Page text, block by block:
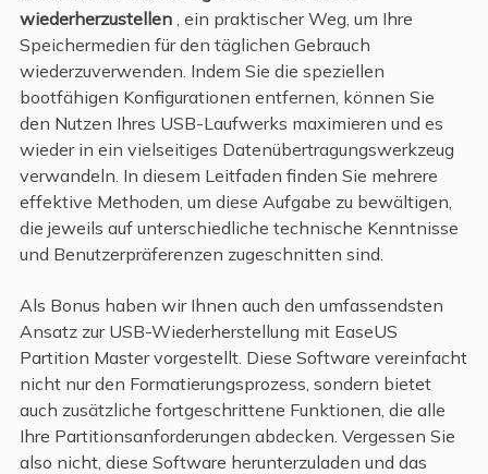
wiederherzustellen , ein praktischer Weg, um Ihre
Speichermedien für den täglichen Gebrauch
wiederzuverwenden. Indem Sie die speziellen
bootfähigen Konfigurationen entfernen, können Sie
den Nutzen Ihres USB-Laufwerks maximieren und es
wieder in ein vielseitiges Datenübertragungswerkzeug
verwandeln. In diesem Leitfaden finden Sie mehrere
effektive Methoden, um diese Aufgabe zu bewältigen,
die jeweils auf unterschiedliche technische Kenntnisse
und Benutzerpräferenzen zugeschnitten sind.
Als Bonus haben wir Ihnen auch den umfassendsten
Ansatz zur USB-Wiederherstellung mit EaseUS
Partition Master vorgestellt. Diese Software vereinfacht
nicht nur den Formatierungsprozess, sondern bietet
auch zusätzliche fortgeschrittene Funktionen, die alle
Ihre Partitionsanforderungen abdecken. Vergessen Sie
also nicht, diese Software herunterzuladen und das